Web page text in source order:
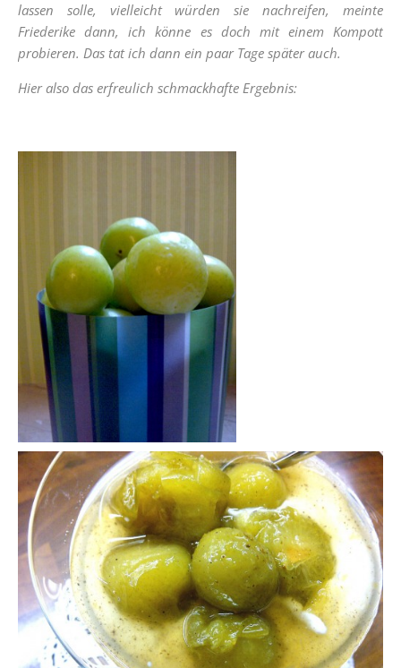
lassen solle, vielleicht würden sie nachreifen, meinte
Friederike dann, ich könne es doch mit einem Kompott
probieren. Das tat ich dann ein paar Tage später auch.
Hier also das erfreulich schmackhafte Ergebnis: